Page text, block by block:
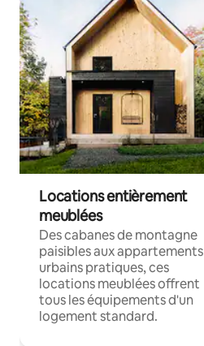
Locations entièrement
meublées
Des cabanes de montagne
paisibles aux appartements
urbains pratiques, ces
locations meublées offrent
tous les équipements d'un
logement standard.